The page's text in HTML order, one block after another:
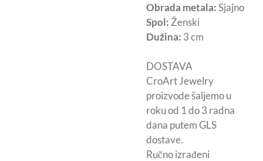
Obrada metala:Sjajno
Spol: Ženski
Dužina: 3 cm
DOSTAVA
CroArt Jewelry
proizvode šaljemo u
roku od 1 do 3 radna
dana putem GLS
dostave.
Ručno izrađeni